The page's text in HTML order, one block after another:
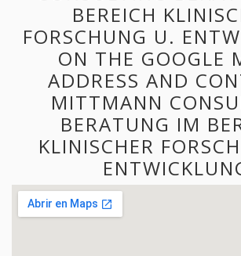
BEREICH
FORSCHUNG U.
ON THE GOOGLE
ADDRESS AND
MITTMANN
BERATUNG IM
KLINISCHER